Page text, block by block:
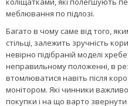
Якщо робота з ПК займає у Вас
немає ніякої необхідності
Відмінною альтернативою їм в
комп'ютерні стільці: їх покупка
з тим вони досить продумані і
під час сидіння за монітором.
собою конструкцію на чотири-
спинкою і м'якою оббивкою. Але
більш оригінальні моделі: з